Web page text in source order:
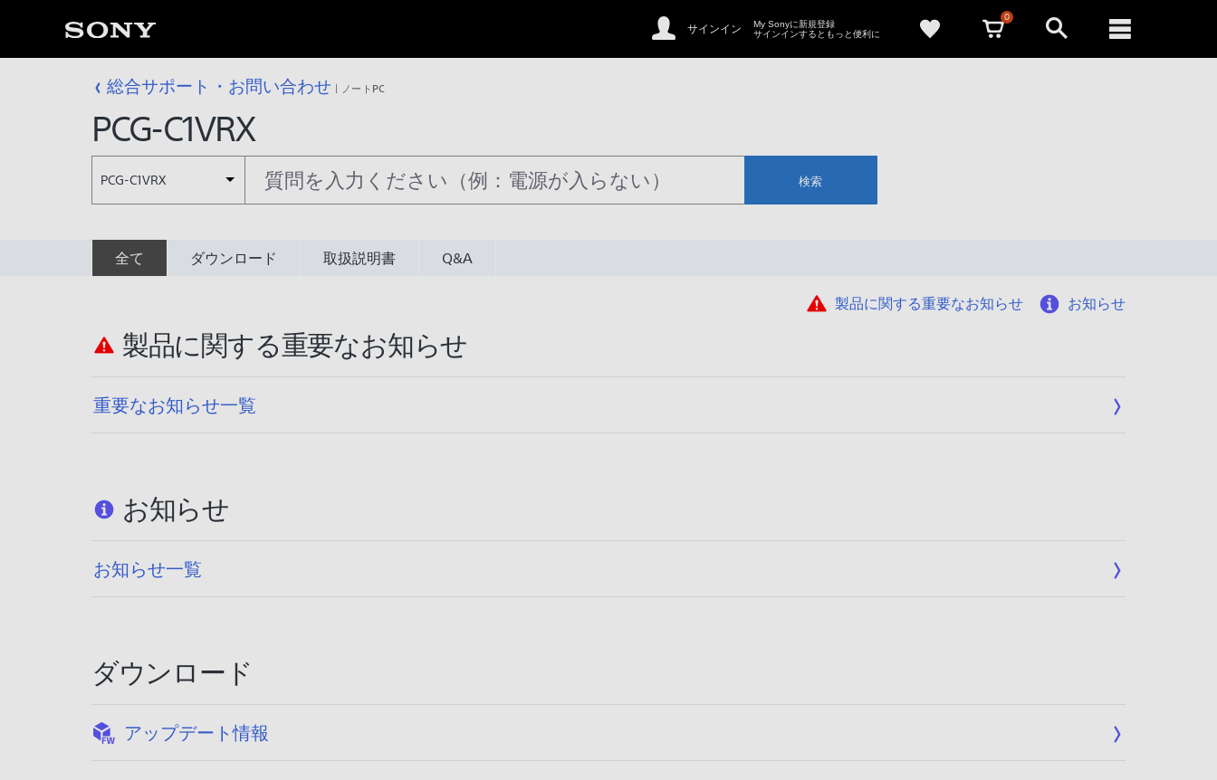
サインイン
My Sonyに新規登録
サインインするともっと便利に
0
総合サポート・お問い合わせ ノートPC
PCG-C1VRX
PCG-C1VRX 検索
全て ダウンロード 取扱説明書 Q&A
製品に関する重要なお知らせ お知らせ
製品に関する重要なお知らせ
重要なお知らせ一覧
お知らせ
お知らせ一覧
ダウンロード
アップデート情報